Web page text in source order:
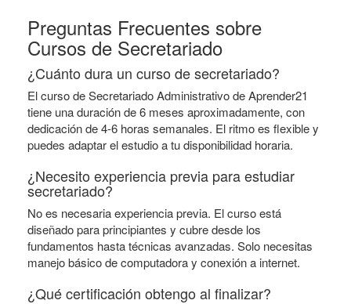
Preguntas Frecuentes sobre
Cursos de Secretariado
¿Cuánto dura un curso de secretariado?
El curso de Secretariado Administrativo de Aprender21
tiene una duración de 6 meses aproximadamente, con
dedicación de 4-6 horas semanales. El ritmo es flexible y
puedes adaptar el estudio a tu disponibilidad horaria.
¿Necesito experiencia previa para estudiar
secretariado?
No es necesaria experiencia previa. El curso está
diseñado para principiantes y cubre desde los
fundamentos hasta técnicas avanzadas. Solo necesitas
manejo básico de computadora y conexión a internet.
¿Qué certificación obtengo al finalizar?